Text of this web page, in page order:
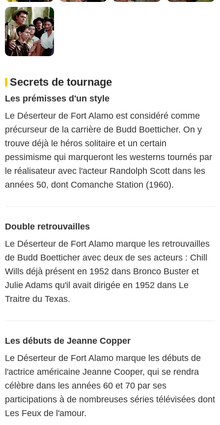
Secrets de tournage
Les prémisses d'un style
Le Déserteur de Fort Alamo est considéré comme
précurseur de la carrière de Budd Boetticher. On y
trouve déjà le héros solitaire et un certain
pessimisme qui marqueront les westerns tournés par
le réalisateur avec l'acteur Randolph Scott dans les
années 50, dont Comanche Station (1960).
Double retrouvailles
Le Déserteur de Fort Alamo marque les retrouvailles
de Budd Boetticher avec deux de ses acteurs : Chill
Wills déjà présent en 1952 dans Bronco Buster et
Julie Adams qu'il avait dirigée en 1952 dans Le
Traitre du Texas.
Les débuts de Jeanne Copper
Le Déserteur de Fort Alamo marque les débuts de
l'actrice américaine Jeanne Cooper, qui se rendra
célèbre dans les années 60 et 70 par ses
participations à de nombreuses séries télévisées dont
Les Feux de l'amour.